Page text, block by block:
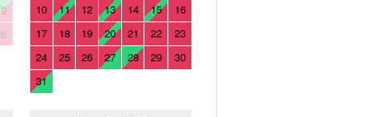
10
11 12 13 14 15
16
17
18 19 20 21 22
23
24
25 26 27 28 29
30
31